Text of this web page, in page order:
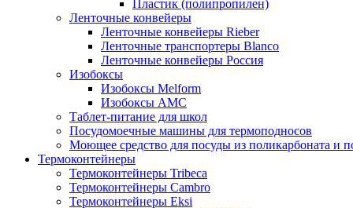
Пластик (полипропилен)
Ленточные конвейеры
Ленточные конвейеры Rieber
Ленточные транспортеры Blanco
Ленточные конвейеры Россия
Изобоксы
Изобоксы Melform
Изобоксы AMC
Таблет-питание для школ
Посудомоечные машины для термоподносов
Моющее средство для посуды из поликарбоната и
Термоконтейнеры
Термоконтейнеры Tribeca
Термоконтейнеры Cambro
Термоконтейнеры Eksi